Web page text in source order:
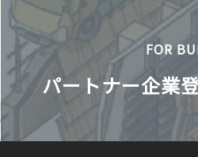
FOR
パートナー企業